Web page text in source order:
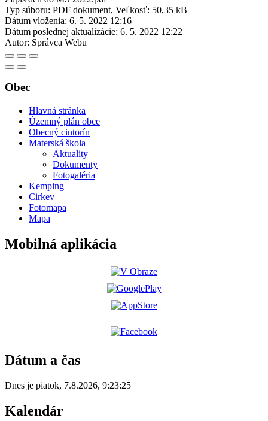
Typ súboru: PDF dokument, Veľkosť: 50,35 kB
Dátum vloženia: 6. 5. 2022 12:16
Dátum poslednej aktualizácie: 6. 5. 2022 12:22
Autor: Správca Webu
Obec
Hlavná stránka
Územný plán obce
Obecný cintorín
Materská škola
Aktuality
Dokumenty
Fotogaléria
Kemping
Cirkev
Fotomapa
Mapa
Mobilná aplikácia
Dátum a čas
Dnes je piatok, 7.8.2026, 9:23:25
Kalendár